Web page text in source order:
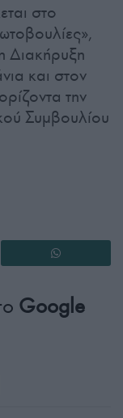
στο
Διακήρυξη
και στον
την
Συμβουλίου
Google